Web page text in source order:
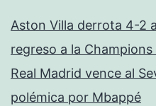
Aston Villa derrota 4-2
regreso a la Champions
Real Madrid vence al
polémica por Mbappé